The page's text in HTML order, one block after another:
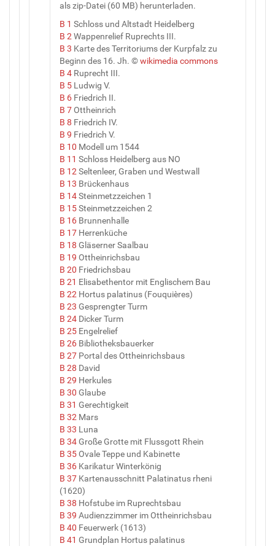
als zip-Datei (60 MB) herunterladen.
B 1 Schloss und Altstadt Heidelberg
B 2 Wappenrelief Ruprechts III.
B 3 Karte des Territoriums der Kurpfalz zu
Beginn des 16. Jh. ©wikimedia commons
B 4 Ruprecht III.
B 5 Ludwig V.
B 6 Friedrich II.
B 7Ottheinrich
B 8 Friedrich IV.
B 9 Friedrich V.
B 10 Modell um 1544
B 11 Schloss Heidelberg aus NO
B 12 Seltenleer, Graben und Westwall
B 13 Brückenhaus
B 14Steinmetzzeichen 1
B 15Steinmetzzeichen 2
B 16 Brunnenhalle
B 17 Herrenküche
B 18 Gläserner Saalbau
B 19 Ottheinrichsbau
B 20 Friedrichsbau
B 21 Elisabethentor mit Englischem Bau
B 22 Hortus palatinus (Fouquières)
B 23 Gesprengter Turm
B 24 Dicker Turm
B 25 Engelrelief
B 26 Bibliotheksbauerker
B 27 Portal des Ottheinrichsbaus
B 28 David
B 29 Herkules
B 30 Glaube
B 31 Gerechtigkeit
B 32 Mars
B 33 Luna
B 34Große Grotte mit Flussgott Rhein
B 35Ovale Teppe und Kabinette
B 36 Karikatur Winterkönig
B 37 Kartenausschnitt Palatinatus rheni
(1620)
B 38 Hofstube im Ruprechtsbau
B 39 Audienzzimmer im Ottheinrichsbau
B 40 Feuerwerk (1613)
B 41 Grundplan Hortus palatinus